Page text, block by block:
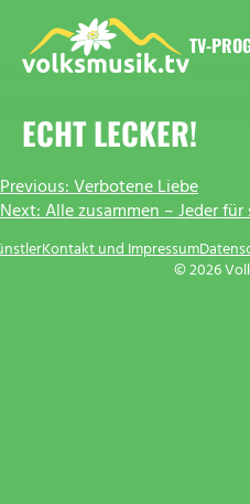
Inhalt
springen
TV-
ECHT LECKER!
Previous:Verbotene Liebe
Next:Alle zusammen – Jeder für
© 2026
Kontakt und Impressum